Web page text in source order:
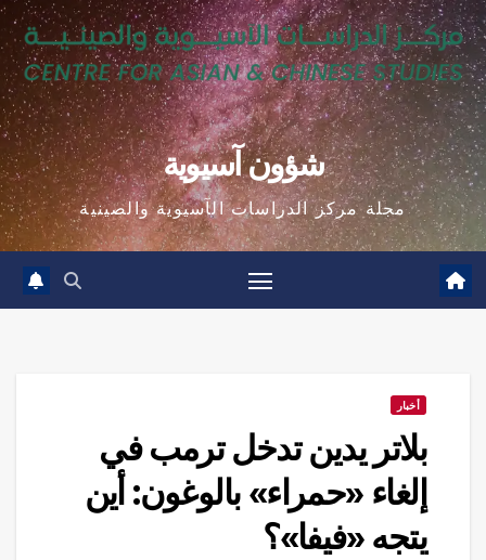
شؤون آسيوية
مجلة مركز الدراسات الآسيوية والصينية
أخبار
بلاتر يدين تدخل ترمب في
إلغاء «حمراء» بالوغون: أين
يتجه «فيفا»؟